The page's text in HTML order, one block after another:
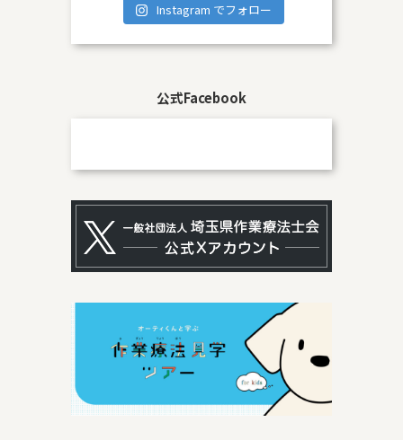
Instagram でフォロー
公式Facebook